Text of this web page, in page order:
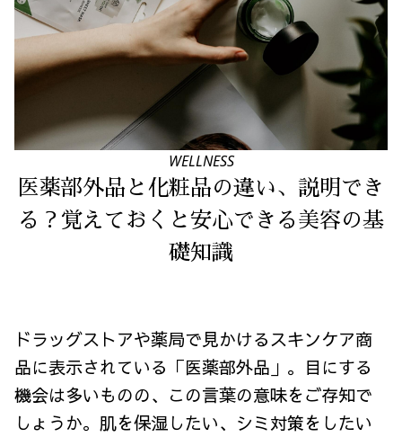
WELLNESS
医薬部外品と化粧品の違い、説明でき
る？覚えておくと安心できる美容の基
礎知識
ドラッグストアや薬局で見かけるスキンケア商
品に表示されている「医薬部外品」。目にする
機会は多いものの、この言葉の意味をご存知で
しょうか。肌を保湿したい、シミ対策をしたい